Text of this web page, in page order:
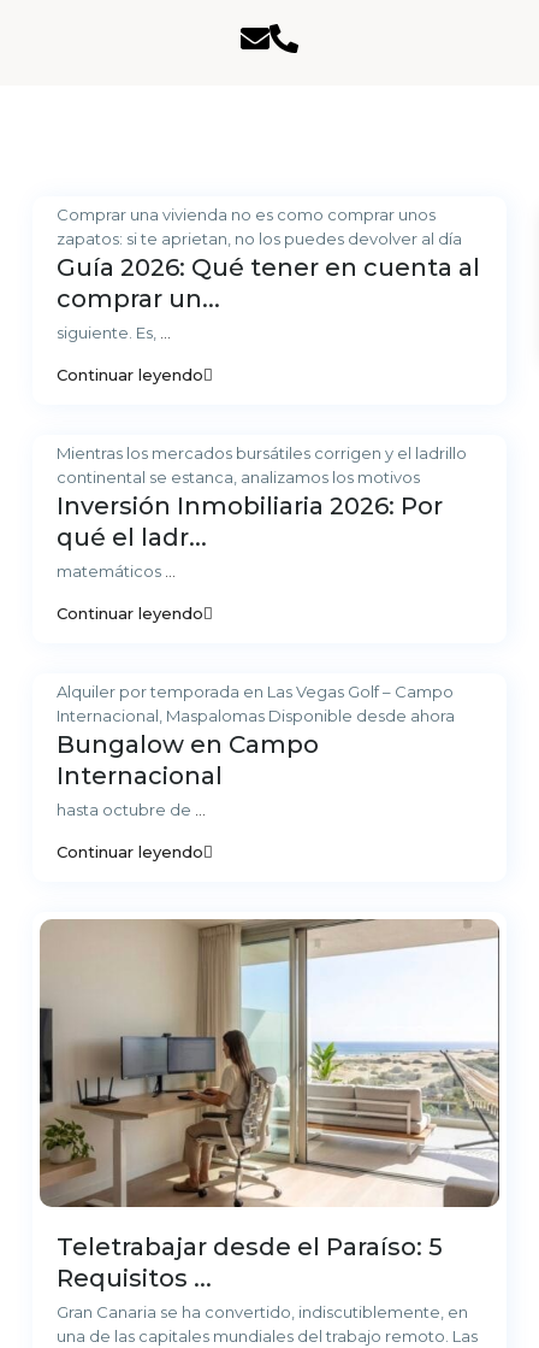
Guía 2026: Qué tener en cuenta al
comprar un...
Comprar una vivienda no es como comprar unos
zapatos: si te aprietan, no los puedes devolver al día
siguiente. Es,
Continuar leyendo
Inversión Inmobiliaria 2026: Por
qué el ladr...
Mientras los mercados bursátiles corrigen y el ladrillo
continental se estanca, analizamos los motivos
matemáticos
Continuar leyendo
Bungalow en Campo
Internacional
Alquiler por temporada en Las Vegas Golf – Campo
Internacional, Maspalomas Disponible desde ahora
hasta octubre de
Continuar leyendo
Teletrabajar desde el Paraíso: 5
Requisitos ...
Gran Canaria se ha convertido, indiscutiblemente, en
una de las capitales mundiales del trabajo remoto. Las